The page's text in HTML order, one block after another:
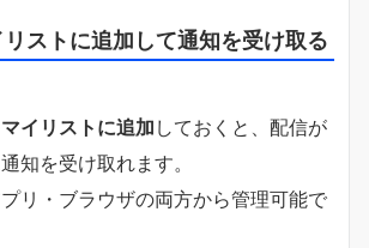
ストに追加して通知を受け取る
マイリストに追加 しておくと、配信が
知を受け取れます。
リ・ブラウザの両方から管理可能で